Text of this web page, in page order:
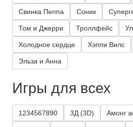
Свинка Пеппа Соник
Том и Джерри Троллфейс
Холодное сердце Хэппи Вилс
Эльза и Анна
Игры для всех
1234567890 3Д (3D) Амонг